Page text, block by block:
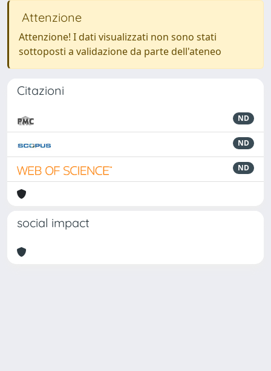
Attenzione
Attenzione! I dati visualizzati non sono stati
sottoposti a validazione da parte dell'ateneo
Citazioni
ND
ND
ND
social impact